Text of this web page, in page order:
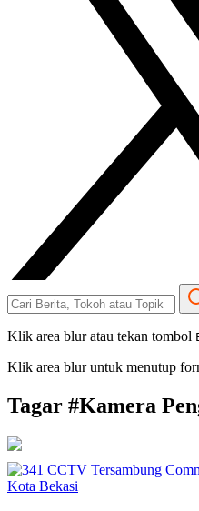
Klik area blur atau tekan tombol
Klik area blur untuk menutup
Tagar #Kamera